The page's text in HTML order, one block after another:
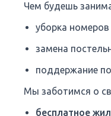
Чем будешь
уборка
замена
поддержание
Мы заботимся о
бесплатное